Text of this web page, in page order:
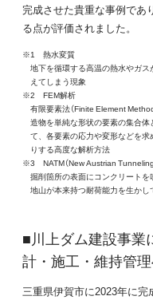
完成させた貴重な事例であ
る点が評価されました。
※1 熱水変質
地下を循環する高温の熱水やガ
えてしまう現象
※2 FEM解析
有限要素法（Finite Element
造物を単純な形状の要素の集合体
て、各要素の応力や変形などを
りする高度な解析方法
※3 NATM（New Austrian Tunneling
掘削箇所の表面にコンクリートを
地山が本来持つ耐荷能力を生か
■川上ダム建設事業
計・施工・維持管理
三重県伊賀市に2023年に完